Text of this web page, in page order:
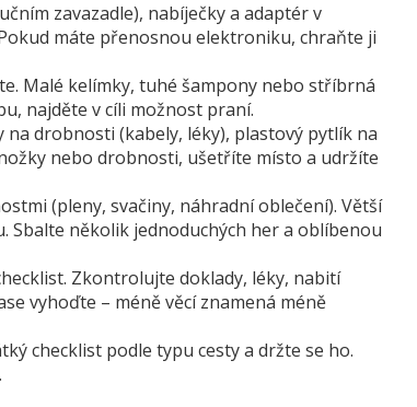
zavazadle), nabíječky a adaptér v
máte přenosnou elektroniku, chraňte ji
Malé kelímky, tuhé šampony nebo stříbrná
najděte v cíli možnost praní.
drobnosti (kabely, léky), plastový pytlík na
nebo drobnosti, ušetříte místo a udržíte
(pleny, svačiny, náhradní oblečení). Větší
Sbalte několik jednoduchých her a oblíbenou
Zkontrolujte doklady, léky, nabití
vyhoďte – méně věcí znamená méně
checklist podle typu cesty a držte se ho.